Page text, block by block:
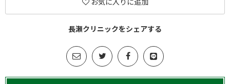
長瀬クリニックをシェアする